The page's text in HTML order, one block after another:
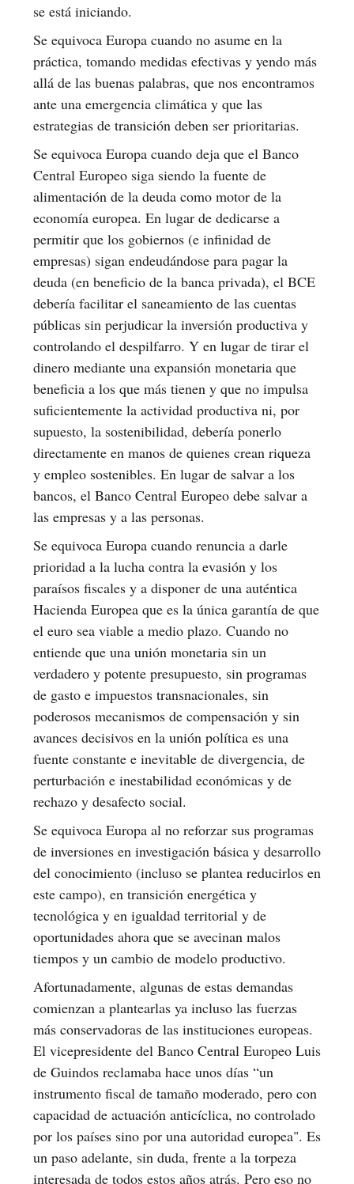
se está iniciando.
Se equivoca Europa cuando no asume en la
práctica, tomando medidas efectivas y yendo más
allá de las buenas palabras, que nos encontramos
ante una emergencia climática y que las
estrategias de transición deben ser prioritarias.
Se equivoca Europa cuando deja que el Banco
Central Europeo siga siendo la fuente de
alimentación de la deuda como motor de la
economía europea. En lugar de dedicarse a
permitir que los gobiernos (e infinidad de
empresas) sigan endeudándose para pagar la
deuda (en beneficio de la banca privada), el BCE
debería facilitar el saneamiento de las cuentas
públicas sin perjudicar la inversión productiva y
controlando el despilfarro. Y en lugar de tirar el
dinero mediante una expansión monetaria que
beneficia a los que más tienen y que no impulsa
suficientemente la actividad productiva ni, por
supuesto, la sostenibilidad, debería ponerlo
directamente en manos de quienes crean riqueza
y empleo sostenibles. En lugar de salvar a los
bancos, el Banco Central Europeo debe salvar a
las empresas y a las personas.
Se equivoca Europa cuando renuncia a darle
prioridad a la lucha contra la evasión y los
paraísos fiscales y a disponer de una auténtica
Hacienda Europea que es la única garantía de que
el euro sea viable a medio plazo. Cuando no
entiende que una unión monetaria sin un
verdadero y potente presupuesto, sin programas
de gasto e impuestos transnacionales, sin
poderosos mecanismos de compensación y sin
avances decisivos en la unión política es una
fuente constante e inevitable de divergencia, de
perturbación e inestabilidad económicas y de
rechazo y desafecto social.
Se equivoca Europa al no reforzar sus programas
de inversiones en investigación básica y desarrollo
del conocimiento (incluso se plantea reducirlos en
este campo), en transición energética y
tecnológica y en igualdad territorial y de
oportunidades ahora que se avecinan malos
tiempos y un cambio de modelo productivo.
Afortunadamente, algunas de estas demandas
comienzan a plantearlas ya incluso las fuerzas
más conservadoras de las instituciones europeas.
El vicepresidente del Banco Central Europeo Luis
de Guindos reclamaba hace unos días “un
instrumento fiscal de tamaño moderado, pero con
capacidad de actuación anticíclica, no controlado
por los países sino por una autoridad europea". Es
un paso adelante, sin duda, frente a la torpeza
interesada de todos estos años atrás. Pero eso no